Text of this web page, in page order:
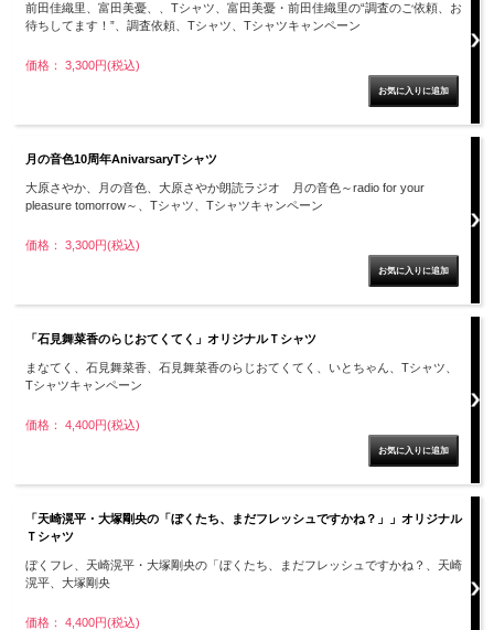
前田佳織里、富田美憂、、Tシャツ、富田美憂・前田佳織里の“調査のご依頼、お
待ちしてます！”、調査依頼、Tシャツ、Tシャツキャンペーン
価格： 3,300円(税込)
月の音色10周年AnivarsaryTシャツ
大原さやか、月の音色、大原さやか朗読ラジオ 月の音色～radio for your
pleasure tomorrow～、Tシャツ、Tシャツキャンペーン
価格： 3,300円(税込)
「石見舞菜香のらじおてくてく」オリジナルＴシャツ
まなてく、石見舞菜香、石見舞菜香のらじおてくてく、いとちゃん、Tシャツ、
Tシャツキャンペーン
価格： 4,400円(税込)
「天崎滉平・大塚剛央の「ぼくたち、まだフレッシュですかね？」」オリジナル
Ｔシャツ
ぼくフレ、天崎滉平・大塚剛央の「ぼくたち、まだフレッシュですかね？、天崎
滉平、大塚剛央
価格： 4,400円(税込)